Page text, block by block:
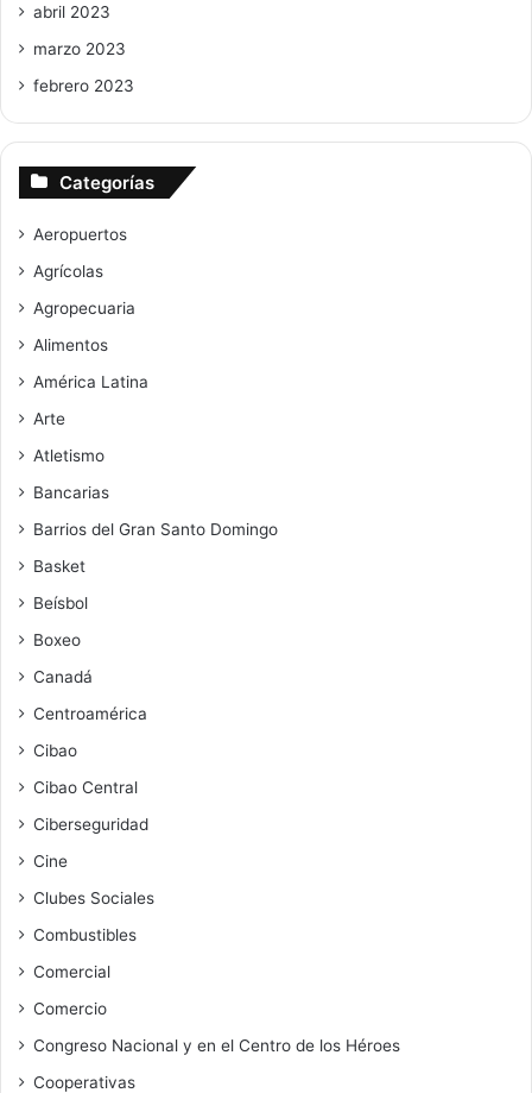
abril 2023
marzo 2023
febrero 2023
Categorías
Aeropuertos
Agrícolas
Agropecuaria
Alimentos
América Latina
Arte
Atletismo
Bancarias
Barrios del Gran Santo Domingo
Basket
Beísbol
Boxeo
Canadá
Centroamérica
Cibao
Cibao Central
Ciberseguridad
Cine
Clubes Sociales
Combustibles
Comercial
Comercio
Congreso Nacional y en el Centro de los Héroes
Cooperativas